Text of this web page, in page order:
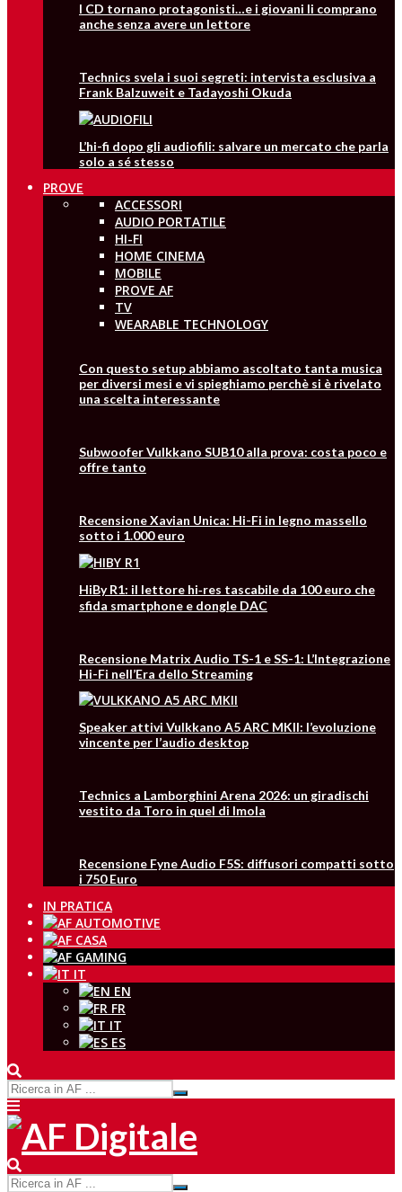
I CD tornano protagonisti…e i giovani li comprano
anche senza avere un lettore
Technics svela i suoi segreti: intervista esclusiva a
Frank Balzuweit e Tadayoshi Okuda
L’hi-fi dopo gli audiofili: salvare un mercato che parla
solo a sé stesso
PROVE
ACCESSORI
AUDIO PORTATILE
HI-FI
HOME CINEMA
MOBILE
PROVE AF
TV
WEARABLE TECHNOLOGY
Con questo setup abbiamo ascoltato tanta musica
per diversi mesi e vi spieghiamo perchè si è rivelato
una scelta interessante
Subwoofer Vulkkano SUB10 alla prova: costa poco e
offre tanto
Recensione Xavian Unica: Hi-Fi in legno massello
sotto i 1.000 euro
HiBy R1: il lettore hi‑res tascabile da 100 euro che
sfida smartphone e dongle DAC
Recensione Matrix Audio TS-1 e SS-1: L’Integrazione
Hi-Fi nell’Era dello Streaming
Speaker attivi Vulkkano A5 ARC MKII: l’evoluzione
vincente per l’audio desktop
Technics a Lamborghini Arena 2026: un giradischi
vestito da Toro in quel di Imola
Recensione Fyne Audio F5S: diffusori compatti sotto
i 750 Euro
IN PRATICA
IT
EN
FR
IT
ES